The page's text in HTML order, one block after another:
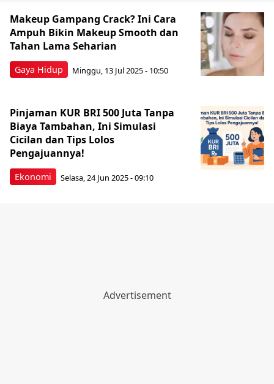
Gaya Hidup
Makeup Gampang Crack? Ini Cara
Ampuh Bikin Makeup Smooth dan
Tahan Lama Seharian
Minggu, 13 Jul 2025 - 10:50
Ekonomi
Pinjaman KUR BRI 500 Juta Tanpa
Biaya Tambahan, Ini Simulasi
Cicilan dan Tips Lolos
Pengajuannya!
Selasa, 24 Jun 2025 - 09:10